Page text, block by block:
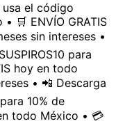
el código
🛒 ENVÍO GRATIS
sin intereses •
para
hoy en todo
• 📲 Descarga
10% de
todo México • 💳